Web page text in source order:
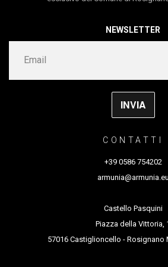
nomination per il Total Theatre
premiato con l’Herald Angels
di Edimburgo.
venue
ringraziamento speciale a
NEWSLETTER
CONTATTI
+39 0586 754202
armunia@armunia.eu
Castello Pasquini
Piazza della Vittoria,
57016 Castiglioncello - Rosignano